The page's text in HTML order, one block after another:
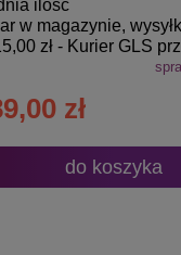
ilość
w magazynie,
zł - Kurier GLS
kosztów płatności
zł
do koszyka